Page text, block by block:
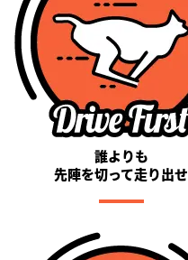
誰よりも
先陣を切って走り出せ